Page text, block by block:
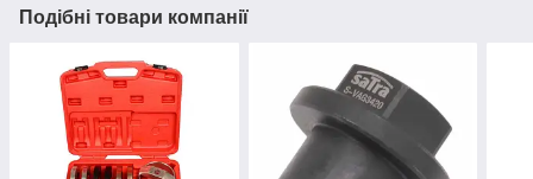
Подібні товари компанії